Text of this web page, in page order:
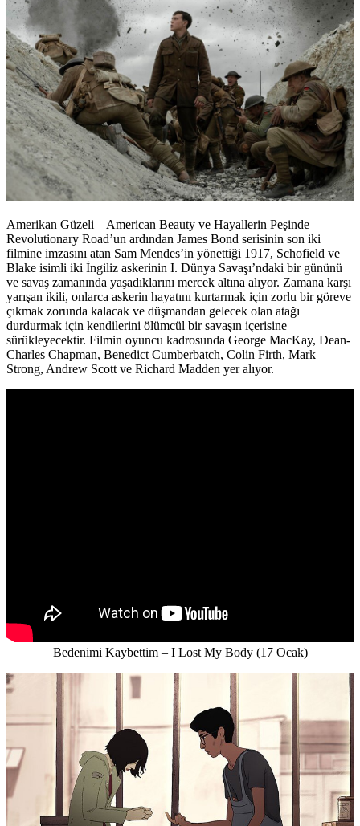
Amerikan Güzeli – American Beauty ve Hayallerin Peşinde –
Revolutionary Road’un ardından James Bond serisinin son iki
filmine imzasını atan Sam Mendes’in yönettiği 1917, Schofield ve
Blake isimli iki İngiliz askerinin I. Dünya Savaşı’ndaki bir gününü
ve savaş zamanında yaşadıklarını mercek altına alıyor. Zamana karşı
yarışan ikili, onlarca askerin hayatını kurtarmak için zorlu bir göreve
çıkmak zorunda kalacak ve düşmandan gelecek olan atağı
durdurmak için kendilerini ölümcül bir savaşın içerisine
sürükleyecektir. Filmin oyuncu kadrosunda George MacKay, Dean-
Charles Chapman, Benedict Cumberbatch, Colin Firth, Mark
Strong, Andrew Scott ve Richard Madden yer alıyor.
Bedenimi Kaybettim – I Lost My Body (17 Ocak)